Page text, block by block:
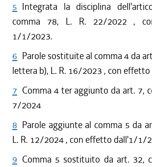
5 Integrata la disciplina
comma 78, L. R. 22/2022 ,
1/1/2023.
6 Parole sostituite al comma 4 da
lettera b), L. R. 16/2023 , con
7 Comma 4 ter aggiunto da art. 7,
7/2024
8 Parole aggiunte al comma 5 da
L. R. 12/2024 , con effetto dall'1/1/
9 Comma 5 sostituito da art. 32,